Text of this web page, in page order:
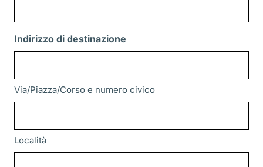
Indirizzo di destinazione
Via/Piazza/Corso e numero civico
Località